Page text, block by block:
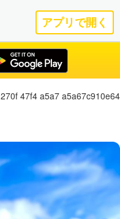
アプリで開く